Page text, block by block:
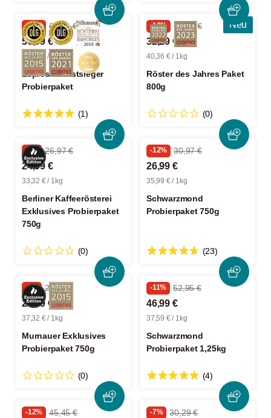
-12% 65,36 €
56,99 €
37,99 € / 1kg
Espresso Testsieger
Probierpaket
(1)
Neu
-10% 35,98 €
32,29 €
40,36 € / 1kg
Röster des Jahres Paket
800g
(0)
-7% 26,97 €
24,99 €
33,32 € / 1kg
Berliner Kaffeerösterei
Exklusives Probierpaket
750g
(0)
-12% 30,97 €
26,99 €
35,99 € / 1kg
Schwarzmond
Probierpaket 750g
(23)
-6% 29,97 €
27,99 €
37,32 € / 1kg
Murnauer Exklusives
Probierpaket 750g
(0)
-11% 52,95 €
46,99 €
37,59 € / 1kg
Schwarzmond
Probierpaket 1,25kg
(4)
-12% 45,45 € -7% 30,29 €